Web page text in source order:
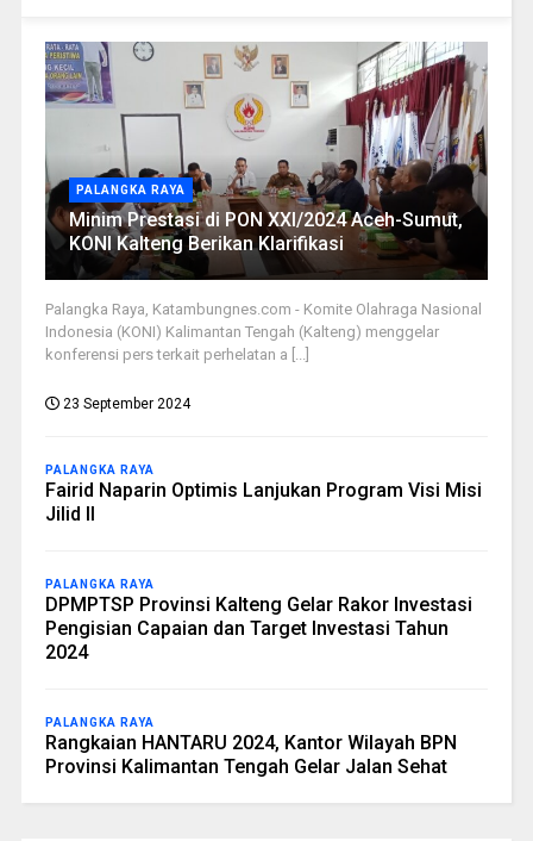
PALANGKA RAYA
Minim Prestasi di PON XXI/2024 Aceh-Sumut,
KONI Kalteng Berikan Klarifikasi
Palangka Raya, Katambungnes.com - Komite Olahraga Nasional
Indonesia (KONI) Kalimantan Tengah (Kalteng) menggelar
konferensi pers terkait perhelatan a [...]
23 September 2024
PALANGKA RAYA
Fairid Naparin Optimis Lanjukan Program Visi Misi
Jilid II
PALANGKA RAYA
DPMPTSP Provinsi Kalteng Gelar Rakor Investasi
Pengisian Capaian dan Target Investasi Tahun
2024
PALANGKA RAYA
Rangkaian HANTARU 2024, Kantor Wilayah BPN
Provinsi Kalimantan Tengah Gelar Jalan Sehat